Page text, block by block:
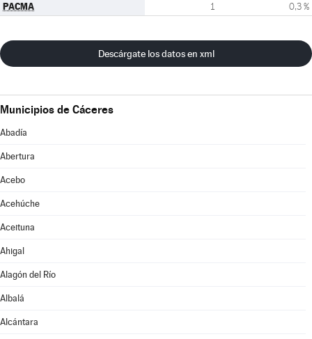
PACMA 1 0,3 %
Descárgate los datos en xml
Municipios de Cáceres
Abadía
Abertura
Acebo
Acehúche
Aceituna
Ahigal
Alagón del Río
Albalá
Alcántara